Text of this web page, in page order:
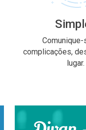
complicações,
lugar.